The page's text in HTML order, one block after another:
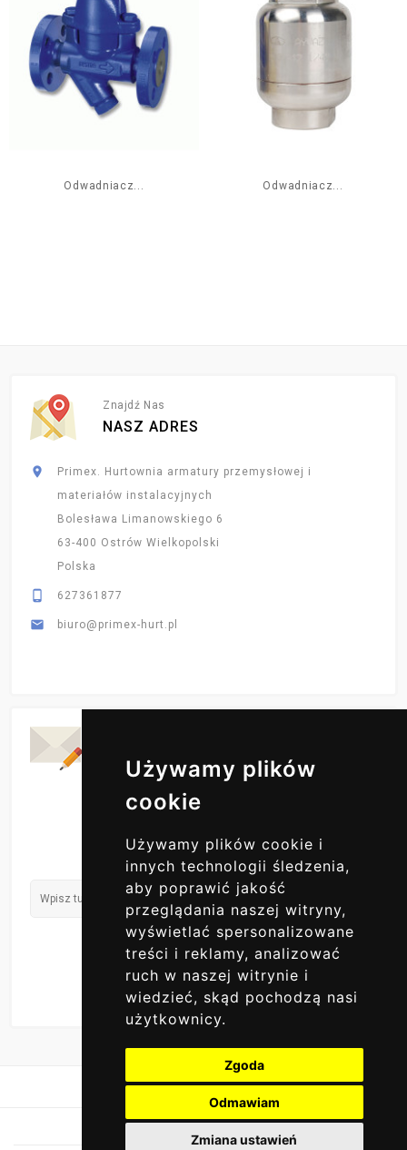
Używamy plików
cookie
Używamy plików cookie i
innych technologii śledzenia,
aby poprawić jakość
przeglądania naszej witryny,
wyświetlać spersonalizowane
treści i reklamy, analizować
ruch w naszej witrynie i
wiedzieć, skąd pochodzą nasi
użytkownicy.
Zgoda
Odmawiam
Zmiana ustawień
Odwadniacz... Odwadniacz...
Znajdź Nas
NASZ ADRES

Primex. Hurtownia armatury przemysłowej i
materiałów instalacyjnych
Bolesława Limanowskiego 6
63-400 Ostrów Wielkopolski
Polska
 627361877
 biuro@primex-hurt.pl
ZAPISZ SIĘ DO NAS